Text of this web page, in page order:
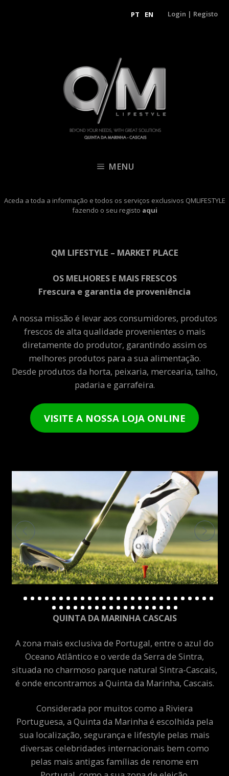
PT EN Login | Registo
MENU
Aceda a toda a informação e todos os serviços exclusivos QMLIFESTYLE
fazendo o seu registo aqui
QM LIFESTYLE – MARKET PLACE
OS MELHORES E MAIS FRESCOS
Frescura e garantia de proveniência
A nossa missão é levar aos consumidores, produtos
frescos de alta qualidade provenientes o mais
diretamente do produtor, garantindo assim os
melhores produtos para a sua alimentação.
Desde produtos da horta, peixaria, mercearia, talho,
padaria e garrafeira.
VISITE A NOSSA LOJA ONLINE
QUINTA DA MARINHA CASCAIS
A zona mais exclusiva de Portugal, entre o azul do
Oceano Atlântico e o verde da Serra de Sintra,
situada no charmoso parque natural Sintra-Cascais,
é onde encontramos a Quinta da Marinha, Cascais.
Considerada por muitos como a Riviera
Portuguesa, a Quinta da Marinha é escolhida pela
sua localização, segurança e lifestyle pelas mais
diversas celebridades internacionais bem como
pelas mais antigas famílias de renome em